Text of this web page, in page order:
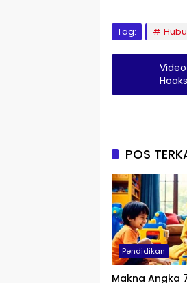
Tag:
POS
Pendidikan
Makna Angka